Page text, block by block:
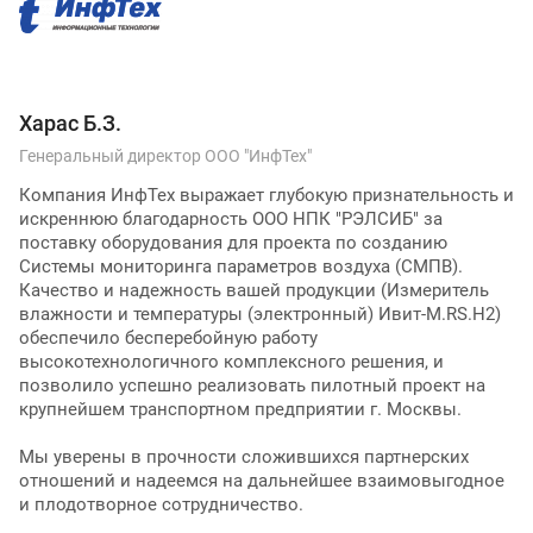
Харас Б.З.
Генеральный директор ООО "ИнфТех"
Компания ИнфТех выражает глубокую признательность и
искреннюю благодарность ООО НПК "РЭЛСИБ" за
поставку оборудования для проекта по созданию
Системы мониторинга параметров воздуха (СМПВ).
Качество и надежность вашей продукции (Измеритель
влажности и температуры (электронный) Ивит-М.RS.H2)
обеспечило бесперебойную работу
высокотехнологичного комплексного решения, и
позволило успешно реализовать пилотный проект на
крупнейшем транспортном предприятии г. Москвы.
Мы уверены в прочности сложившихся партнерских
отношений и надеемся на дальнейшее взаимовыгодное
и плодотворное сотрудничество.